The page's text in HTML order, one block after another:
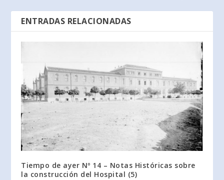
ENTRADAS RELACIONADAS
Tiempo de ayer Nº 14 – Notas Históricas sobre
la construcción del Hospital (5)